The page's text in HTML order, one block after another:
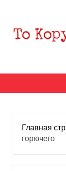
содержанию
Главная
горючего